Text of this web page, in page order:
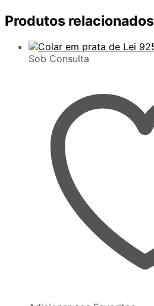
Produtos relacionados
Sob Consulta